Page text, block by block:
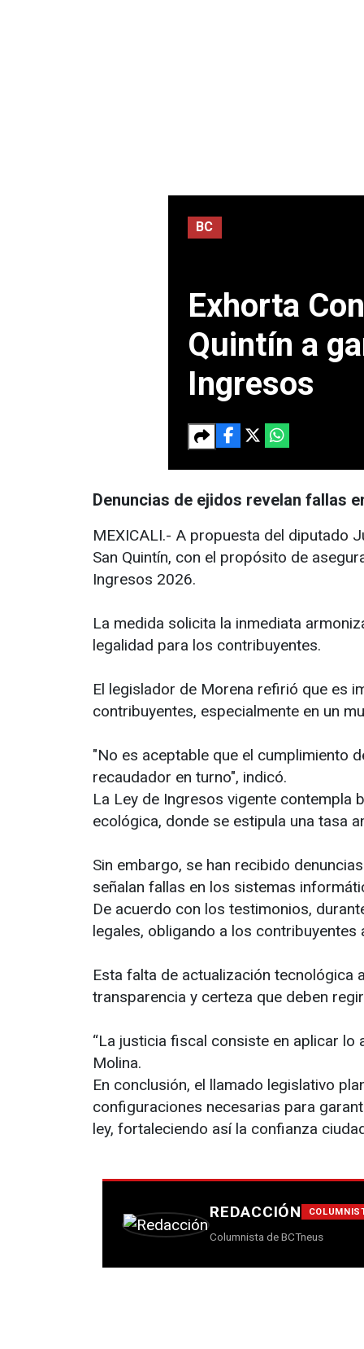
BC
Exhorta
Quintín a
Ingresos
Denuncias de ejidos revelan fallas
MEXICALI.- A propuesta del diputado
San Quintín, con el propósito de
Ingresos 2026.
La medida solicita la inmediata
legalidad para los contribuyentes.
El legislador de Morena refirió que es
contribuyentes, especialmente en un
"No es aceptable que el cumplimiento
recaudador en turno", indicó.
La Ley de Ingresos vigente contempla
ecológica, donde se estipula una tasa
Sin embargo, se han recibido
señalan fallas en los sistemas
De acuerdo con los testimonios,
legales, obligando a los
Esta falta de actualización tecnológica
transparencia y certeza que deben
“La justicia fiscal consiste en aplicar
Molina.
En conclusión, el llamado legislativo
configuraciones necesarias para
ley, fortaleciendo así la confianza
REDACCIÓN
Columnista de BCTneus